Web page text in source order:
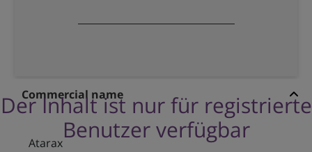
Der Inhalt ist nur für registrierte
Benutzer verfügbar
Commercial name
Atarax